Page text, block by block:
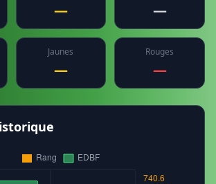
— —
Jaunes
—
Rouges
—